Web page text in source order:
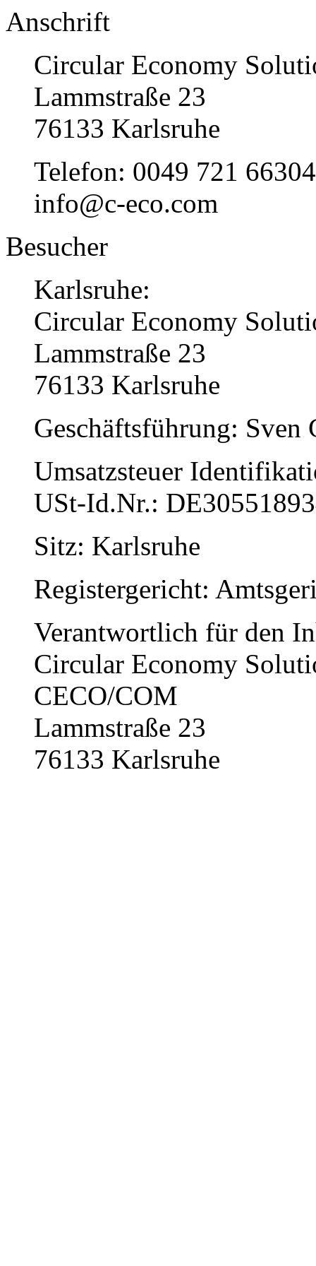
Anschrift
Circular Economy
Lammstraße 23
76133 Karlsruhe
Telefon: 0049 721
info@c-eco.com
Besucher
Karlsruhe:
Circular Economy
Lammstraße 23
76133 Karlsruhe
Geschäftsführung: Sven
Umsatzsteuer
USt-Id.Nr.:
Sitz: Karlsruhe
Registergericht:
Verantwortlich für den
Circular Economy
CECO/COM
Lammstraße 23
76133 Karlsruhe